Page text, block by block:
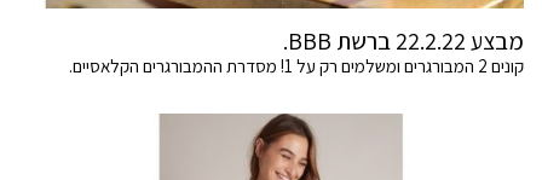
מבצע 22.2.22 ברשת BBB.
קונים 2 המבורגרים ומשלמים רק על 1! מסדרת ההמבורגרים הקלאסיים.